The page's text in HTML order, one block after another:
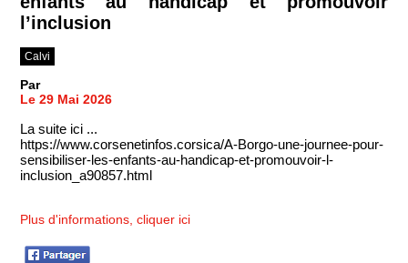
l’inclusion
Calvi
Par
Le 29 Mai 2026
La suite ici ...
https://www.corsenetinfos.corsica/A-Borgo-une-journee-pour-
sensibiliser-les-enfants-au-handicap-et-promouvoir-l-
inclusion_a90857.html
Plus d'informations, cliquer ici